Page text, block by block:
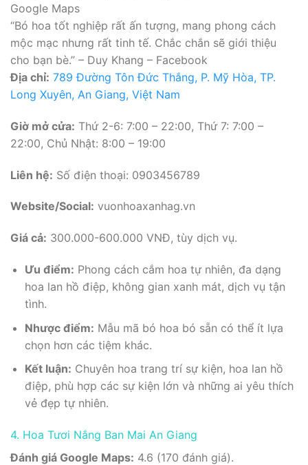
Google Maps
“Bó hoa tốt nghiệp rất ấn tượng, mang phong cách
mộc mạc nhưng rất tinh tế. Chắc chắn sẽ giới thiệu
cho bạn bè.” – Duy Khang – Facebook
Địa chỉ: 789 Đường Tôn Đức Thắng, P. Mỹ Hòa, TP.
Long Xuyên, An Giang, Việt Nam
Giờ mở cửa: Thứ 2-6: 7:00 – 22:00, Thứ 7: 7:00 –
22:00, Chủ Nhật: 8:00 – 19:00
Liên hệ: Số điện thoại: 0903456789
Website/Social: vuonhoaxanhag.vn
Giá cả: 300.000-600.000 VNĐ, tùy dịch vụ.
Ưu điểm: Phong cách cắm hoa tự nhiên, đa dạng
hoa lan hồ điệp, không gian xanh mát, dịch vụ tận
tình.
Nhược điểm: Mẫu mã bó hoa bó sẵn có thể ít lựa
chọn hơn các tiệm khác.
Kết luận: Chuyên hoa trang trí sự kiện, hoa lan hồ
điệp, phù hợp các sự kiện lớn và những ai yêu thích
vẻ đẹp tự nhiên.
4. Hoa Tươi Nắng Ban Mai An Giang
Đánh giá Google Maps: 4.6 (170 đánh giá).